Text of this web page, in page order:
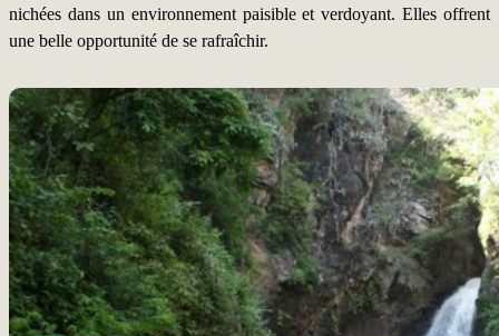
nichées dans un environnement paisible et verdoyant. Elles offrent
une belle opportunité de se rafraîchir.